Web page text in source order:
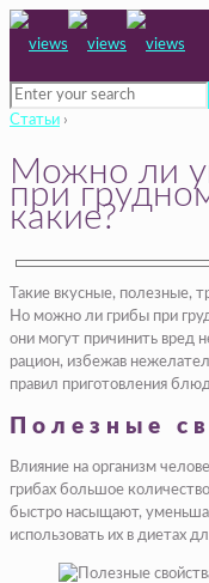
Статьи ›
Можно ли
при
какие?
Такие вкусные, полезные,
Но можно ли грибы при
они могут причинить вред
рацион, избежав
правил приготовления
Полезные
Влияние на организм
грибах большое
быстро насыщают,
использовать их в диетах